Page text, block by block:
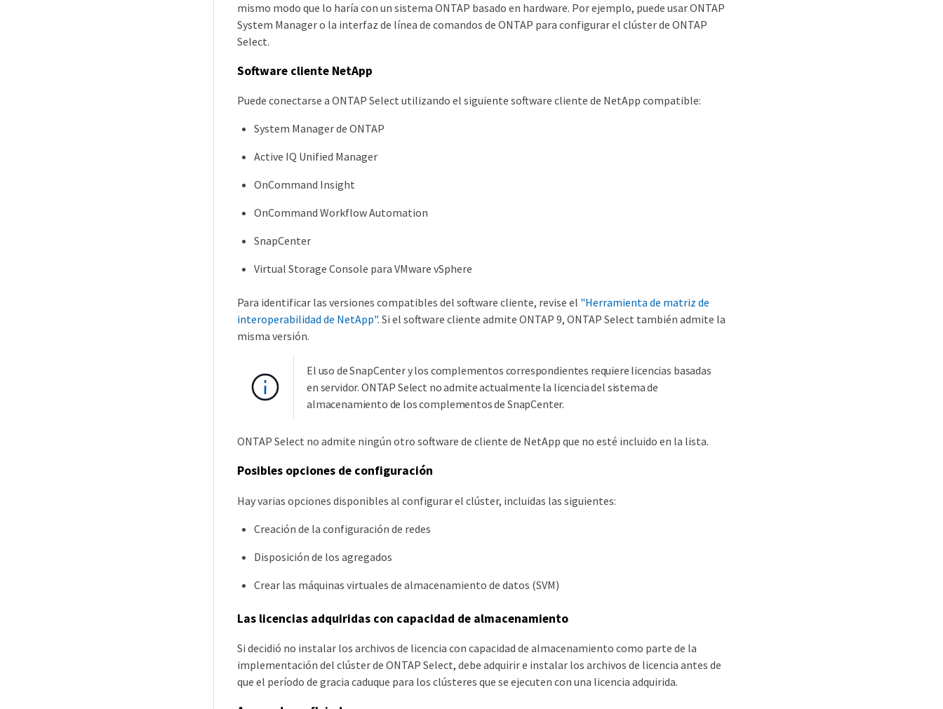
mismo modo que lo haría con un sistema ONTAP basado en hardware. Por ejemplo, puede usar ONTAP
System Manager o la interfaz de línea de comandos de ONTAP para configurar el clúster de ONTAP
Select.
Software cliente NetApp
Puede conectarse a ONTAP Select utilizando el siguiente software cliente de NetApp compatible:
System Manager de ONTAP
Active IQ Unified Manager
OnCommand Insight
OnCommand Workflow Automation
SnapCenter
Virtual Storage Console para VMware vSphere
Para identificar las versiones compatibles del software cliente, revise el "Herramienta de matriz de
interoperabilidad de NetApp". Si el software cliente admite ONTAP 9, ONTAP Select también admite la
misma versión.
El uso de SnapCenter y los complementos correspondientes requiere licencias basadas
en servidor. ONTAP Select no admite actualmente la licencia del sistema de
almacenamiento de los complementos de SnapCenter.
ONTAP Select no admite ningún otro software de cliente de NetApp que no esté incluido en la lista.
Posibles opciones de configuración
Hay varias opciones disponibles al configurar el clúster, incluidas las siguientes:
Creación de la configuración de redes
Disposición de los agregados
Crear las máquinas virtuales de almacenamiento de datos (SVM)
Las licencias adquiridas con capacidad de almacenamiento
Si decidió no instalar los archivos de licencia con capacidad de almacenamiento como parte de la
implementación del clúster de ONTAP Select, debe adquirir e instalar los archivos de licencia antes de
que el período de gracia caduque para los clústeres que se ejecuten con una licencia adquirida.